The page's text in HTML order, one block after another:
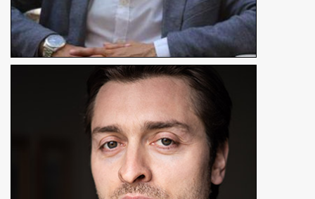
Simon Larvaron
Réalisateur, producteur, comédien
En détails